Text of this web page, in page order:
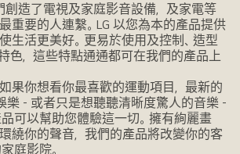
創造了電視及家庭影音設備，及家電等
重要的人連繫。LG 以您為本的產品提供
生活更美好。更易於使用及控制、造型
色，這些特點通通都可在我們的產品上
果你想看你最喜歡的運動項目，最新的
樂 - 或者只是想聽聽清晰度驚人的音樂 -
可以幫助您體驗這一切。擁有絢麗畫
繞你的聲音，我們的產品將改變你的客
庭影院。